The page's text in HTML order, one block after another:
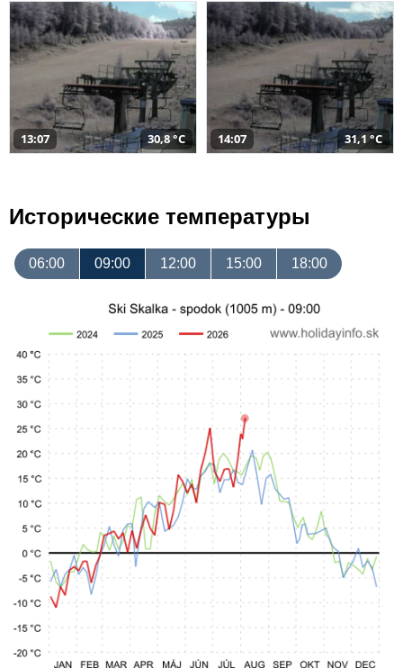
13:07 30,8 °C 14:07 31,1 °C
Исторические температуры
06:00 09:00 12:00 15:00 18:00